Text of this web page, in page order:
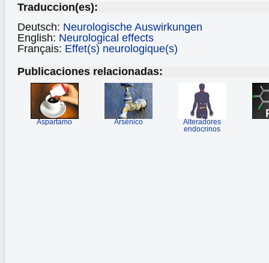
Traduccion(es):
Deutsch: Neurologische Auswirkungen
English: Neurological effects
Français: Effet(s) neurologique(s)
Publicaciones relacionadas:
Aspartamo Arsénico
Alteradores
endocrinos